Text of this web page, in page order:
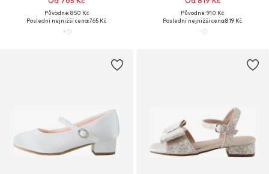
Původně: 850 Kč
Poslední nejnižší cena:765 Kč
Původně: 910 Kč
Poslední nejnižší cena:819 Kč